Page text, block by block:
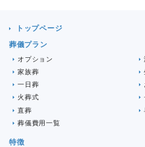
トップページ
葬儀プラン
オプション
家族葬
一日葬
火葬式
直葬
葬儀費用一覧
特徴